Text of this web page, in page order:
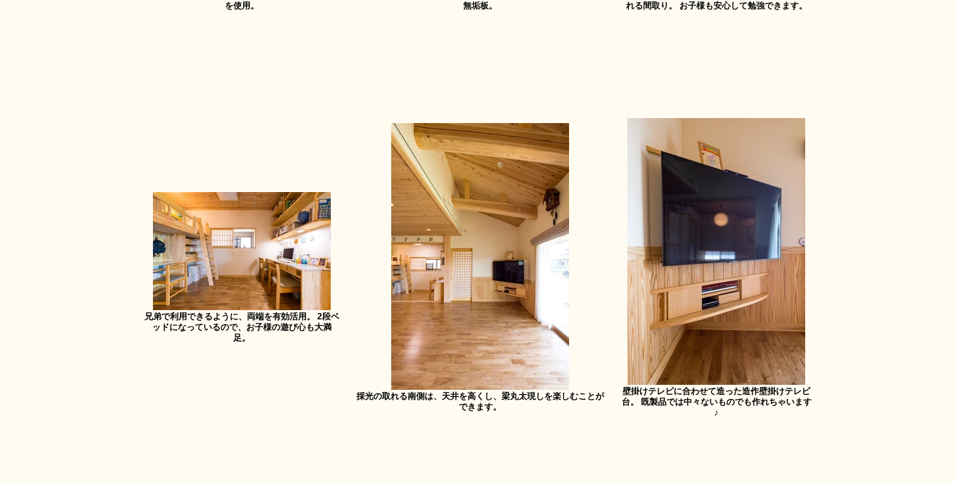
を使用。
無垢板。
れる間取り。 お子様も安心して勉強できます。
兄弟で利用できるように、両端を有効活用。 2段ベ
ッドになっているので、お子様の遊び心も大満
足。
採光の取れる南側は、天井を高くし、梁丸太現しを楽しむことが
できます。
壁掛けテレビに合わせて造った造作壁掛けテレビ
台。 既製品では中々ないものでも作れちゃいます
♪